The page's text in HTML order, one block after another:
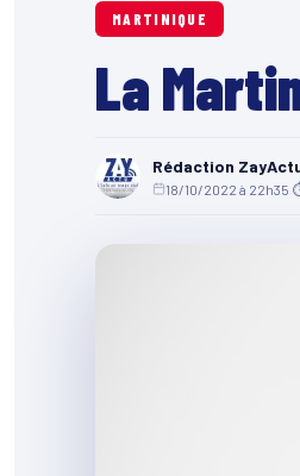
MARTINIQUE
La
Rédaction
18/10/2022 à 22h35